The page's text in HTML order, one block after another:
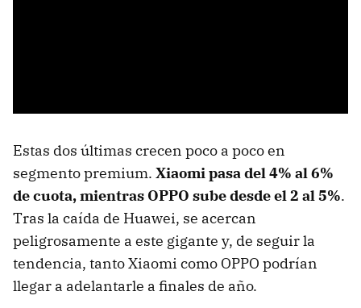
Estas dos últimas crecen poco a poco en
segmento premium. Xiaomi pasa del 4% al 6%
de cuota, mientras OPPO sube desde el 2 al 5%.
Tras la caída de Huawei, se acercan
peligrosamente a este gigante y, de seguir la
tendencia, tanto Xiaomi como OPPO podrían
llegar a adelantarle a finales de año.